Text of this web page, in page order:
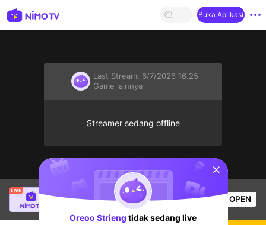
Buka Aplikasi
Last Stream: 6/7/2026 16.25
Game lainnya
Streamer sedang offline
sedang siaran langsung!
Game lainnya
56 Penonton OPEN
sentinelStart
Oreoo Strieng tidak sedang live